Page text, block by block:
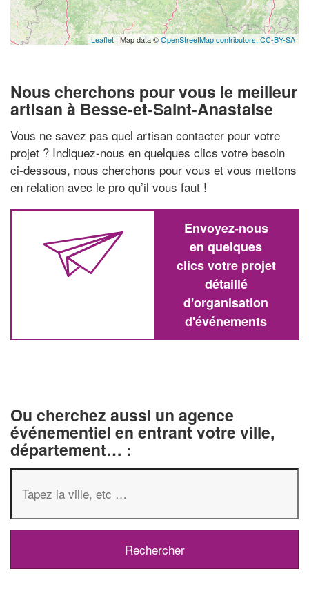
Leaflet | Map data ©OpenStreetMap contributors, CC-BY-SA
Nous cherchons pour vous le meilleur
artisan à Besse-et-Saint-Anastaise
Vous ne savez pas quel artisan contacter pour votre
projet ? Indiquez-nous en quelques clics votre besoin
ci-dessous, nous cherchons pour vous et vous mettons
en relation avec le pro qu’il vous faut !
Envoyez-nous
en quelques
clics votre projet
détaillé
d'organisation
d'événements
Ou cherchez aussi un agence
événementiel en entrant votre ville,
département… :